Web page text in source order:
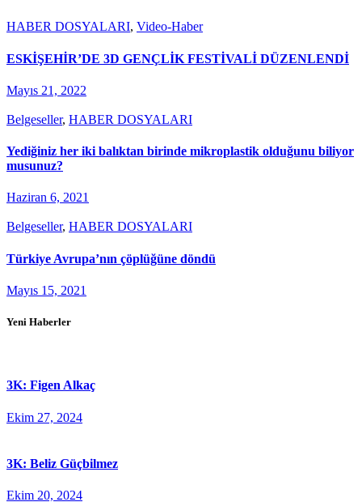
HABER DOSYALARI, Video-Haber
ESKİŞEHİR’DE 3D GENÇLİK FESTİVALİ DÜZENLENDİ
Mayıs 21, 2022
Belgeseller, HABER DOSYALARI
Yediğiniz her iki balıktan birinde mikroplastik olduğunu biliyor
musunuz?
Haziran 6, 2021
Belgeseller, HABER DOSYALARI
Türkiye Avrupa’nın çöplüğüne döndü
Mayıs 15, 2021
Yeni Haberler
3K: Figen Alkaç
Ekim 27, 2024
3K: Beliz Güçbilmez
Ekim 20, 2024